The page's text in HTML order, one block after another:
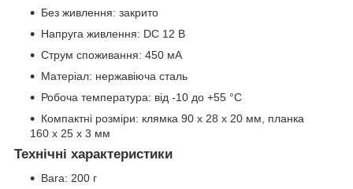
Без живлення: закрито
Напруга живлення: DC 12 В
Струм споживання: 450 мА
Матеріал: нержавіюча сталь
Робоча температура: від -10 до +55 °C
Компактні розміри: клямка 90 х 28 х 20 мм, планка
160 х 25 х 3 мм
Технічні характеристики
Вага: 200 г